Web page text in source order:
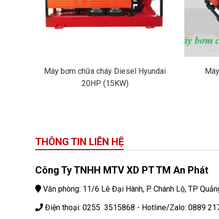
Máy bơm chữa cháy Diesel Hyundai
20HP (15KW)
THÔNG TIN LIÊN HỆ
Công Ty TNHH MTV XD PT TM An Phát
Văn phòng: 11/6 Lê Đại Hành, P. Chánh Lộ, TP
Điện thoại: 0255 3515868 - Hotline/Zalo: 0889